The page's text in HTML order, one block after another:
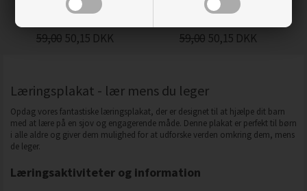
59,00 50,15 DKK
DINOSAURER
59,00 50,15 DKK
Læringsplakat - lær mens du leger
Opdag vores fantastiske læringsplakat, der er designet til at hjælpe dit barn
med at lære på en sjov og engagerende måde. Denne plakat er perfekt til børn
i alle aldre og giver dem mulighed for at udforske verden omkring dem, mens
de leger.
Læringsaktiviteter og information